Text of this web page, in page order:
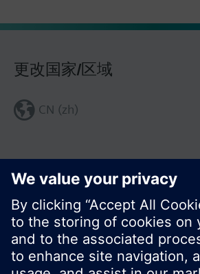
更改国家/区域
CN (zh)